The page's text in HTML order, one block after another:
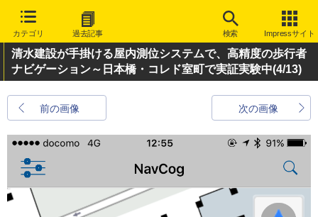
カテゴリ 過去記事 検索 Impressサイト
清水建設が手掛ける屋内測位システムで、高精度の歩行者
ナビゲーション～日本橋・コレド室町で実証実験中(4/13)
前の画像 次の画像